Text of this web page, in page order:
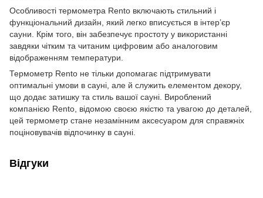
Особливості термометра Rento включають стильний і
функціональний дизайн, який легко вписується в інтер’єр
сауни. Крім того, він забезпечує простоту у використанні
завдяки чітким та читаним цифровим або аналоговим
відображенням температури.
Термометр Rento не тільки допомагає підтримувати
оптимальні умови в сауні, але й служить елементом декору,
що додає затишку та стиль вашої сауні. Вироблений
компанією Rento, відомою своєю якістю та увагою до деталей,
цей термометр стане незамінним аксесуаром для справжніх
поціновувачів відпочинку в сауні.
Відгуки